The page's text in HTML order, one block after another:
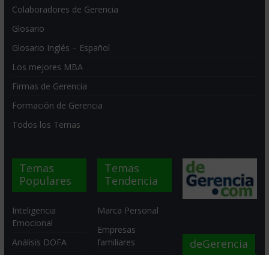
Colaboradores de Gerencia
Glosario
Glosario Inglés – Español
Los mejores MBA
Firmas de Gerencia
Formación de Gerencia
Todos los Temas
Temas
Populares
Inteligencia
Emocional
Análisis DOFA
Temas
Tendencia
Marca Personal
Empresas
familiares
deGerencia